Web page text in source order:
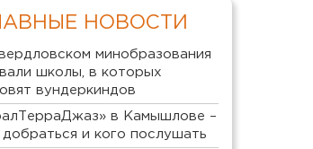
НОВОСТИ
минобразования
школы, в которых
вундеркиндов
в Камышлове –
добраться и кого послушать